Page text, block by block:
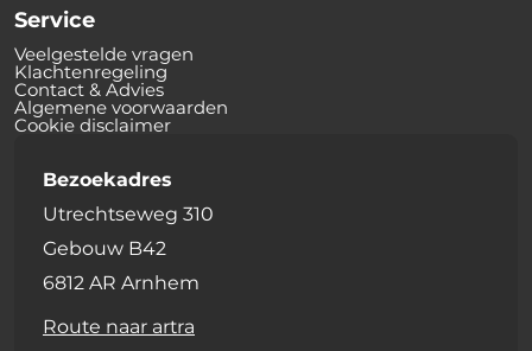
Service
Veelgestelde vragen
Klachtenregeling
Contact & Advies
Algemene voorwaarden
Cookie disclaimer
Bezoekadres
Utrechtseweg 310
Gebouw B42
6812 AR Arnhem
Route naar artra